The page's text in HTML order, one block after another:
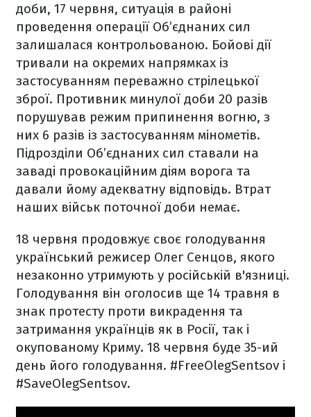
доби, 17 червня, ситуація в районі
проведення операції Об’єднаних сил
залишалася контрольованою. Бойові дії
тривали на окремих напрямках із
застосуванням переважно стрілецької
зброї. Противник минулої доби 20 разів
порушував режим припинення вогню, з
них 6 разів із застосуванням мінометів.
Підрозділи Об’єднаних сил ставали на
заваді провокаційним діям ворога та
давали йому адекватну відповідь. Втрат
наших військ поточної доби немає.
18 червня продовжує своє голодування
український режисер Олег Сенцов, якого
незаконно утримують у російській в'язниці.
Голодування він оголосив ще 14 травня в
знак протесту проти викрадення та
затримання українців як в Росії, так і
окупованому Криму. 18 червня буде 35-ий
день його голодування. #FreeOlegSentsov і
#SaveOlegSentsov.